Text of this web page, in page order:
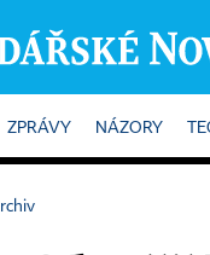
ZPRÁVY NÁZORY